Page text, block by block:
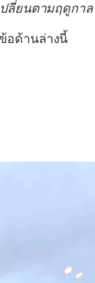
ลี่ยนตามฤดูกา
อด้านล่างนี้